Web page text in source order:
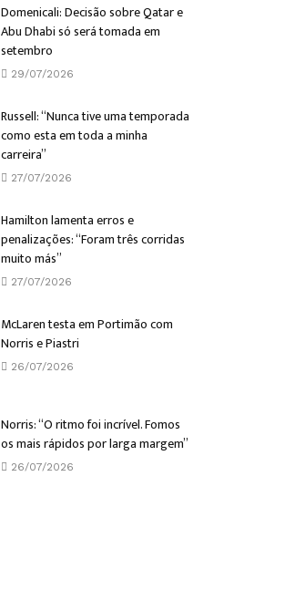
Domenicali: Decisão sobre Qatar e
Abu Dhabi só será tomada em
setembro
29/07/2026
Russell: “Nunca tive uma temporada
como esta em toda a minha
carreira”
27/07/2026
Hamilton lamenta erros e
penalizações: “Foram três corridas
muito más”
27/07/2026
McLaren testa em Portimão com
Norris e Piastri
26/07/2026
Norris: “O ritmo foi incrível. Fomos
os mais rápidos por larga margem”
26/07/2026